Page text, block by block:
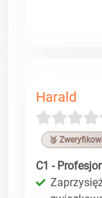
Harald
🥉
C1 -